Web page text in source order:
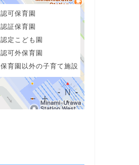
認可保育園
認証保育園
認定こども園
認可外保育園
保育園以外の子育て施設